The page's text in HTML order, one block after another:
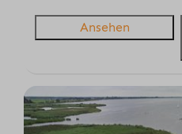
Ansehen